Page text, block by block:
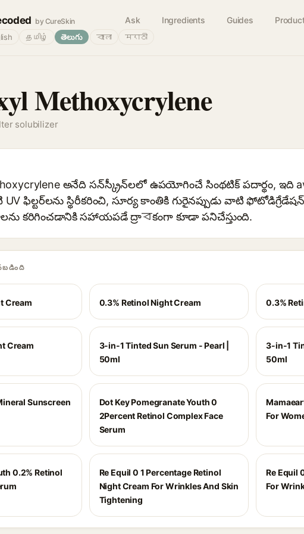
by CureSkin Ask Ingredients Guides
தமிழ் తెలుగు বাংলা मराठी
Methoxycrylene
solubilizer
అనేది సన్‌స్క్రీన్‌లలో ఉపయోగించే సింథటిక్ పదార్థం, ఇది
ఫిల్టర్‌లను స్థిరీకరించి, సూర్య కాంతికి గురైనప్పుడు వాటి
కరిగించడానికి సహాయపడే ద్రాবకంగా కూడా పనిచేస్తుంది.
Cream 0.3% Retinol Night Cream 0.3%
Cream
3-in-1 Tinted Sun Serum - Pearl |
50ml
3-in-1
50ml
Sunscreen
Dot Key Pomegranate Youth 0
2Percent Retinol Complex Face
Serum
For
0.2% Retinol
Re Equil 0 1 Percentage Retinol
Night Cream For Wrinkles And Skin
Tightening
Re Equil
For